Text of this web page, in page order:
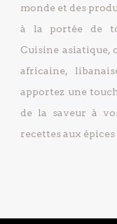
monde et des
à la portée de
Cuisine asiatique,
africaine,
apportez une
de la saveur à
recettes aux épices